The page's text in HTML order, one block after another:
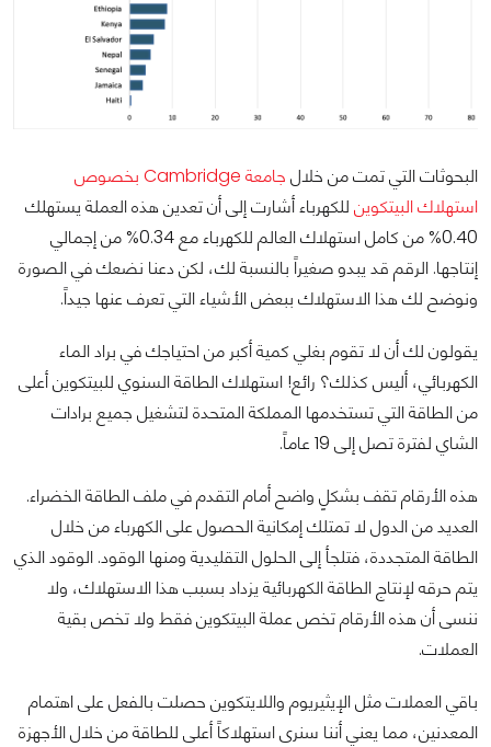
البحوثات التي تمت من خلال
جامعة Cambridge بخصوص
استهلاك البيتكوين للكهرباء أشارت إلى أن تعدين هذه العملة يستهلك
0.40% من كامل استهلاك العالم للكهرباء مع 0.34% من إجمالي
إنتاجها. الرقم قد يبدو صغيراً بالنسبة لك، لكن دعنا نضعك في الصورة
ونوضح لك هذا الاستهلاك ببعض الأشياء التي تعرف عنها جيداً.
يقولون لك أن لا تقوم بغلي كمية أكبر من احتياجك في براد الماء
الكهربائي، أليس كذلك؟ رائع! استهلاك الطاقة السنوي للبيتكوين أعلى
من الطاقة التي تستخدمها المملكة المتحدة لتشغيل جميع برادات
الشاي لفترة تصل إلى 19 عاماً.
هذه الأرقام تقف بشكلٍ واضح أمام التقدم في ملف الطاقة الخضراء.
العديد من الدول لا تمتلك إمكانية الحصول على الكهرباء من خلال
الطاقة المتجددة، فتلجأ إلى الحلول التقليدية ومنها الوقود. الوقود الذي
يتم حرقه لإنتاج الطاقة الكهربائية يزداد بسبب هذا الاستهلاك، ولا
ننسى أن هذه الأرقام تخص عملة البيتكوين فقط ولا تخص بقية
العملات.
باقي العملات مثل الإيثيريوم واللايتكوين حصلت بالفعل على اهتمام
المعدنين، مما يعني أننا سنرى استهلاكاً أعلى للطاقة من خلال الأجهزة